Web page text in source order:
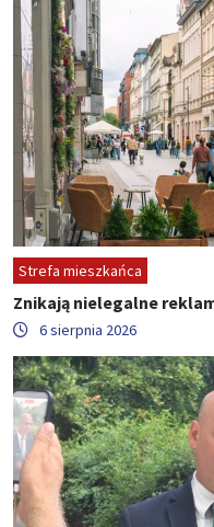
Strefa mieszkańca
Znikają nielegalne
6 sierpnia 2026